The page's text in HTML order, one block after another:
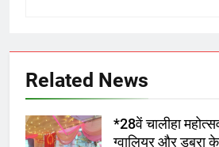
Related News
*28वें चालीहा
ग्वालियर और डबरा